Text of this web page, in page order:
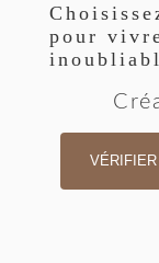
pour